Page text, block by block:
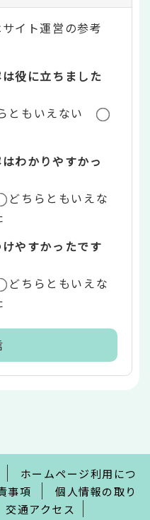
イト運営の参考
役に立ちました
ともいえない
わかりやすかっ
どちらともいえな
やすかったです
どちらともいえな
ホームページ利用につ
事項
個人情報の取り
交通アクセス